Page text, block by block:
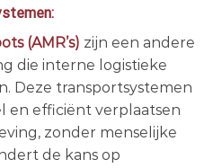
(AMR’s) zijn een andere
die interne logistieke
Deze transportsystemen
en efficiënt verplaatsen
zonder menselijke
de kans op